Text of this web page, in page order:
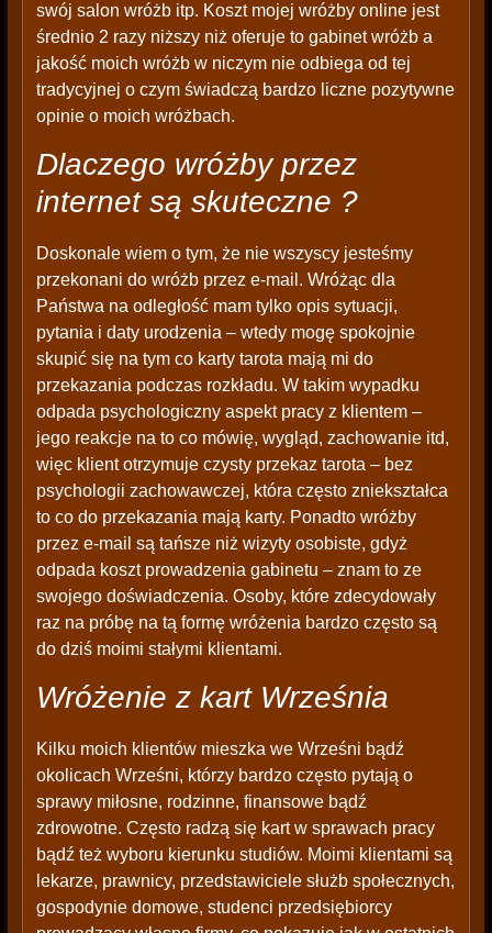
swój salon wróżb itp. Koszt mojej wróżby online jest
średnio 2 razy niższy niż oferuje to gabinet wróżb a
jakość moich wróżb w niczym nie odbiega od tej
tradycyjnej o czym świadczą bardzo liczne pozytywne
opinie o moich wróżbach.
Dlaczego wróżby przez
internet są skuteczne ?
Doskonale wiem o tym, że nie wszyscy jesteśmy
przekonani do wróżb przez e-mail. Wróżąc dla
Państwa na odległość mam tylko opis sytuacji,
pytania i daty urodzenia – wtedy mogę spokojnie
skupić się na tym co karty tarota mają mi do
przekazania podczas rozkładu. W takim wypadku
odpada psychologiczny aspekt pracy z klientem –
jego reakcje na to co mówię, wygląd, zachowanie itd,
więc klient otrzymuje czysty przekaz tarota – bez
psychologii zachowawczej, która często zniekształca
to co do przekazania mają karty. Ponadto wróżby
przez e-mail są tańsze niż wizyty osobiste, gdyż
odpada koszt prowadzenia gabinetu – znam to ze
swojego doświadczenia. Osoby, które zdecydowały
raz na próbę na tą formę wróżenia bardzo często są
do dziś moimi stałymi klientami.
Wróżenie z kart Września
Kilku moich klientów mieszka we Wrześni bądź
okolicach Wrześni, którzy bardzo często pytają o
sprawy miłosne, rodzinne, finansowe bądź
zdrowotne. Często radzą się kart w sprawach pracy
bądź też wyboru kierunku studiów. Moimi klientami są
lekarze, prawnicy, przedstawiciele służb społecznych,
gospodynie domowe, studenci przedsiębiorcy